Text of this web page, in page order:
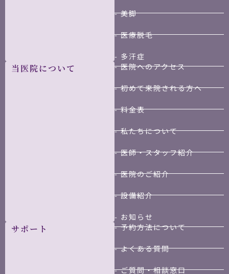
- 美脚
- 医療脱毛
- 多汗症
当医院について - 医院へのアクセス
- 初めて来院される方へ
- 料金表
- 私たちについて
- 医師・スタッフ紹介
- 医院のご紹介
- 設備紹介
- お知らせ
サポート - 予約方法について
- よくある質問
- ご質問・相談窓口